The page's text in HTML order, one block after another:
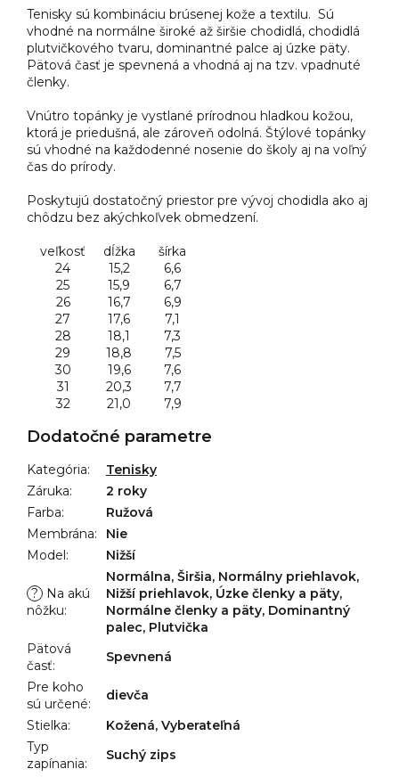
Tenisky sú kombináciu brúsenej kože a textilu. Sú
vhodné na normálne široké až širšie chodidlá, chodidlá
plutvičkového tvaru, dominantné palce aj úzke päty.
Pätová časť je spevnená a vhodná aj na tzv. vpadnuté
členky.
Vnútro topánky je vystlané prírodnou hladkou kožou,
ktorá je priedušná, ale zároveň odolná. Štýlové topánky
sú vhodné na každodenné nosenie do školy aj na voľný
čas do prírody.
Poskytujú dostatočný priestor pre vývoj chodidla ako aj
chôdzu bez akýchkoľvek obmedzení.
veľkosť dĺžka
šírka
24
15,2
6,6
25
15,9
6,7
26
16,7
6,9
27
17,6
7,1
28
18,1
7,3
29
18,8
7,5
30
19,6
7,6
31
20,3
7,7
32
21,0 7,9
Dodatočné parametre
Kategória:
Tenisky
Záruka:
2 roky
Farba:
Ružová
Membrána:
Nie
Model : Nižší
?
Na akú
nôžku:
Normálna, Širšia, Normálny priehlavok,
Nižší priehlavok, Úzke členky a päty,
Normálne členky a päty, Dominantný
palec, Plutvička
Pätová
časť:
Spevnená
Pre koho
sú určené:
dievča
Stielka:
Kožená, Vyberateľná
Typ
zapínania:
Suchý zips